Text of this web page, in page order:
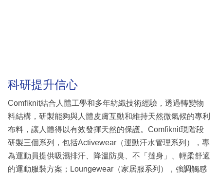
科研提升信心
Comfiknit結合人體工學和多年紡織技術經驗，透過轉變物
料結構，研製能夠與人體皮膚互動和維持天然微氣候的專利
布料，讓人體得以有效發揮天然的保護。Comfiknit現階段
研製三個系列，包括Activewear（運動汗水管理系列），專
為運動員提供吸濕排汗、降溫防臭、不「撻身」、輕柔舒適
的運動服裝方案；Loungewear（家居服系列），強調觸感